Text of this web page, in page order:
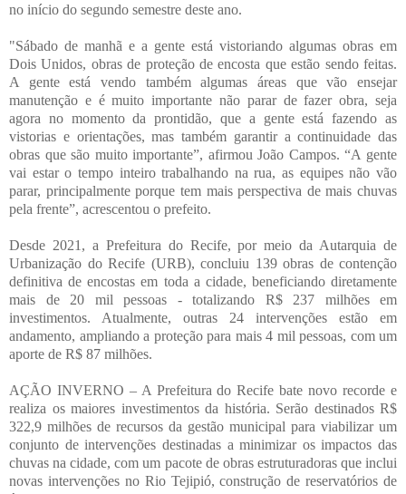
no início do segundo semestre deste ano.
"Sábado de manhã e a gente está vistoriando algumas obras em
Dois Unidos, obras de proteção de encosta que estão sendo feitas.
A gente está vendo também algumas áreas que vão ensejar
manutenção e é muito importante não parar de fazer obra, seja
agora no momento da prontidão, que a gente está fazendo as
vistorias e orientações, mas também garantir a continuidade das
obras que são muito importante”, afirmou João Campos. “A gente
vai estar o tempo inteiro trabalhando na rua, as equipes não vão
parar, principalmente porque tem mais perspectiva de mais chuvas
pela frente”, acrescentou o prefeito.
Desde 2021, a Prefeitura do Recife, por meio da Autarquia de
Urbanização do Recife (URB), concluiu 139 obras de contenção
definitiva de encostas em toda a cidade, beneficiando diretamente
mais de 20 mil pessoas - totalizando R$ 237 milhões em
investimentos. Atualmente, outras 24 intervenções estão em
andamento, ampliando a proteção para mais 4 mil pessoas, com um
aporte de R$ 87 milhões.
AÇÃO INVERNO – A Prefeitura do Recife bate novo recorde e
realiza os maiores investimentos da história. Serão destinados R$
322,9 milhões de recursos da gestão municipal para viabilizar um
conjunto de intervenções destinadas a minimizar os impactos das
chuvas na cidade, com um pacote de obras estruturadoras que inclui
novas intervenções no Rio Tejipió, construção de reservatórios de